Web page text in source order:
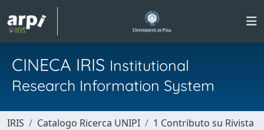
CINECA IRIS Institutional
Research Information System
IRIS Catalogo Ricerca UNIPI
1 Contributo su Rivista